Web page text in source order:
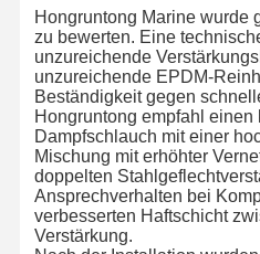
Rotierender bohrender
Chemische Schlauchrohre
Schlauch für Lebensmittel
Abflussschlauchrohr
Verschleißbeständiger
Hongruntong Marine wurde
zu bewerten. Eine
unzureichende
unzureichende EPDM-
Beständigkeit gegen
Hongruntong empfahl
Dampfschlauch mit einer
Mischung mit erhöhter
doppelten
Ansprechverhalten bei
verbesserten Haftschicht
Verstärkung.